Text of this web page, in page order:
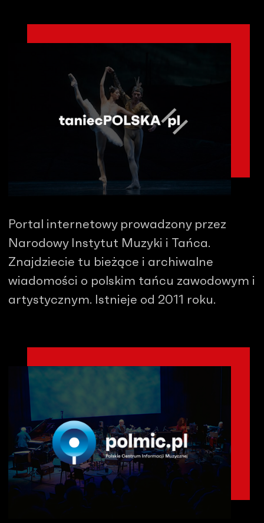
Portal internetowy prowadzony przez
Narodowy Instytut Muzyki i Tańca.
Znajdziecie tu bieżące i archiwalne
wiadomości o polskim tańcu zawodowym i
artystycznym. Istnieje od 2011 roku.